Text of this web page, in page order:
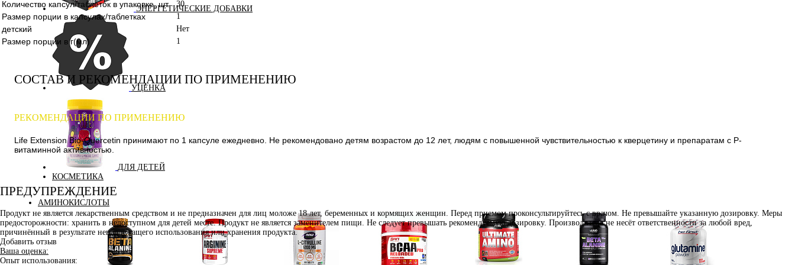
ЭНЕРГЕТИЧЕСКИЕ ДОБАВКИ
УЦЕНКА
ДЛЯ ДЕТЕЙ
КОСМЕТИКА
АМИНОКИСЛОТЫ
Количество капсул/таблеток в упаковке, шт. 30
Размер порции в капсулах/таблетках 1
детский Нет
Размер порции в г(мл) 1
СОСТАВ И РЕКОМЕНДАЦИИ ПО ПРИМЕНЕНИЮ
РЕКОМЕНДАЦИИ ПО ПРИМЕНЕНИЮ
Life Extension Bio-Quercetin принимают по 1 капсуле ежедневно. Не рекомендовано детям возрастом до 12 лет, людям с повышенной чувствительностью к кверцетину и препаратам с P-
витаминной активностью.
ПРЕДУПРЕЖДЕНИЕ
Продукт не является лекарственным средством и не предназначен для лиц моложе 18 лет, беременных и кормящих женщин. Перед приемом проконсультируйтесь с врачом. Не превышайте указанную дозировку. Меры
предосторожности: хранить в недоступном для детей месте. Продукт не является заменителем пищи. Не следует превышать рекомендуемую дозировку. Производитель не несёт ответственности за любой вред,
причинённый в результате ненадлежащего использования или хранения продукта.
Добавить отзыв
Ваша оценка:
Опыт использования: